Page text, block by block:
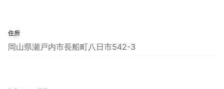
住所
岡山県瀬戸内市長船町八日市542-3